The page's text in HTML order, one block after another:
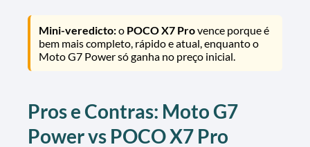
Mini-veredicto:o POCO X7 Provence porque é
bem mais completo, rápido e atual, enquanto o
Moto G7 Power só ganha no preço inicial.
Pros e Contras: Moto G7
Power vs POCO X7 Pro